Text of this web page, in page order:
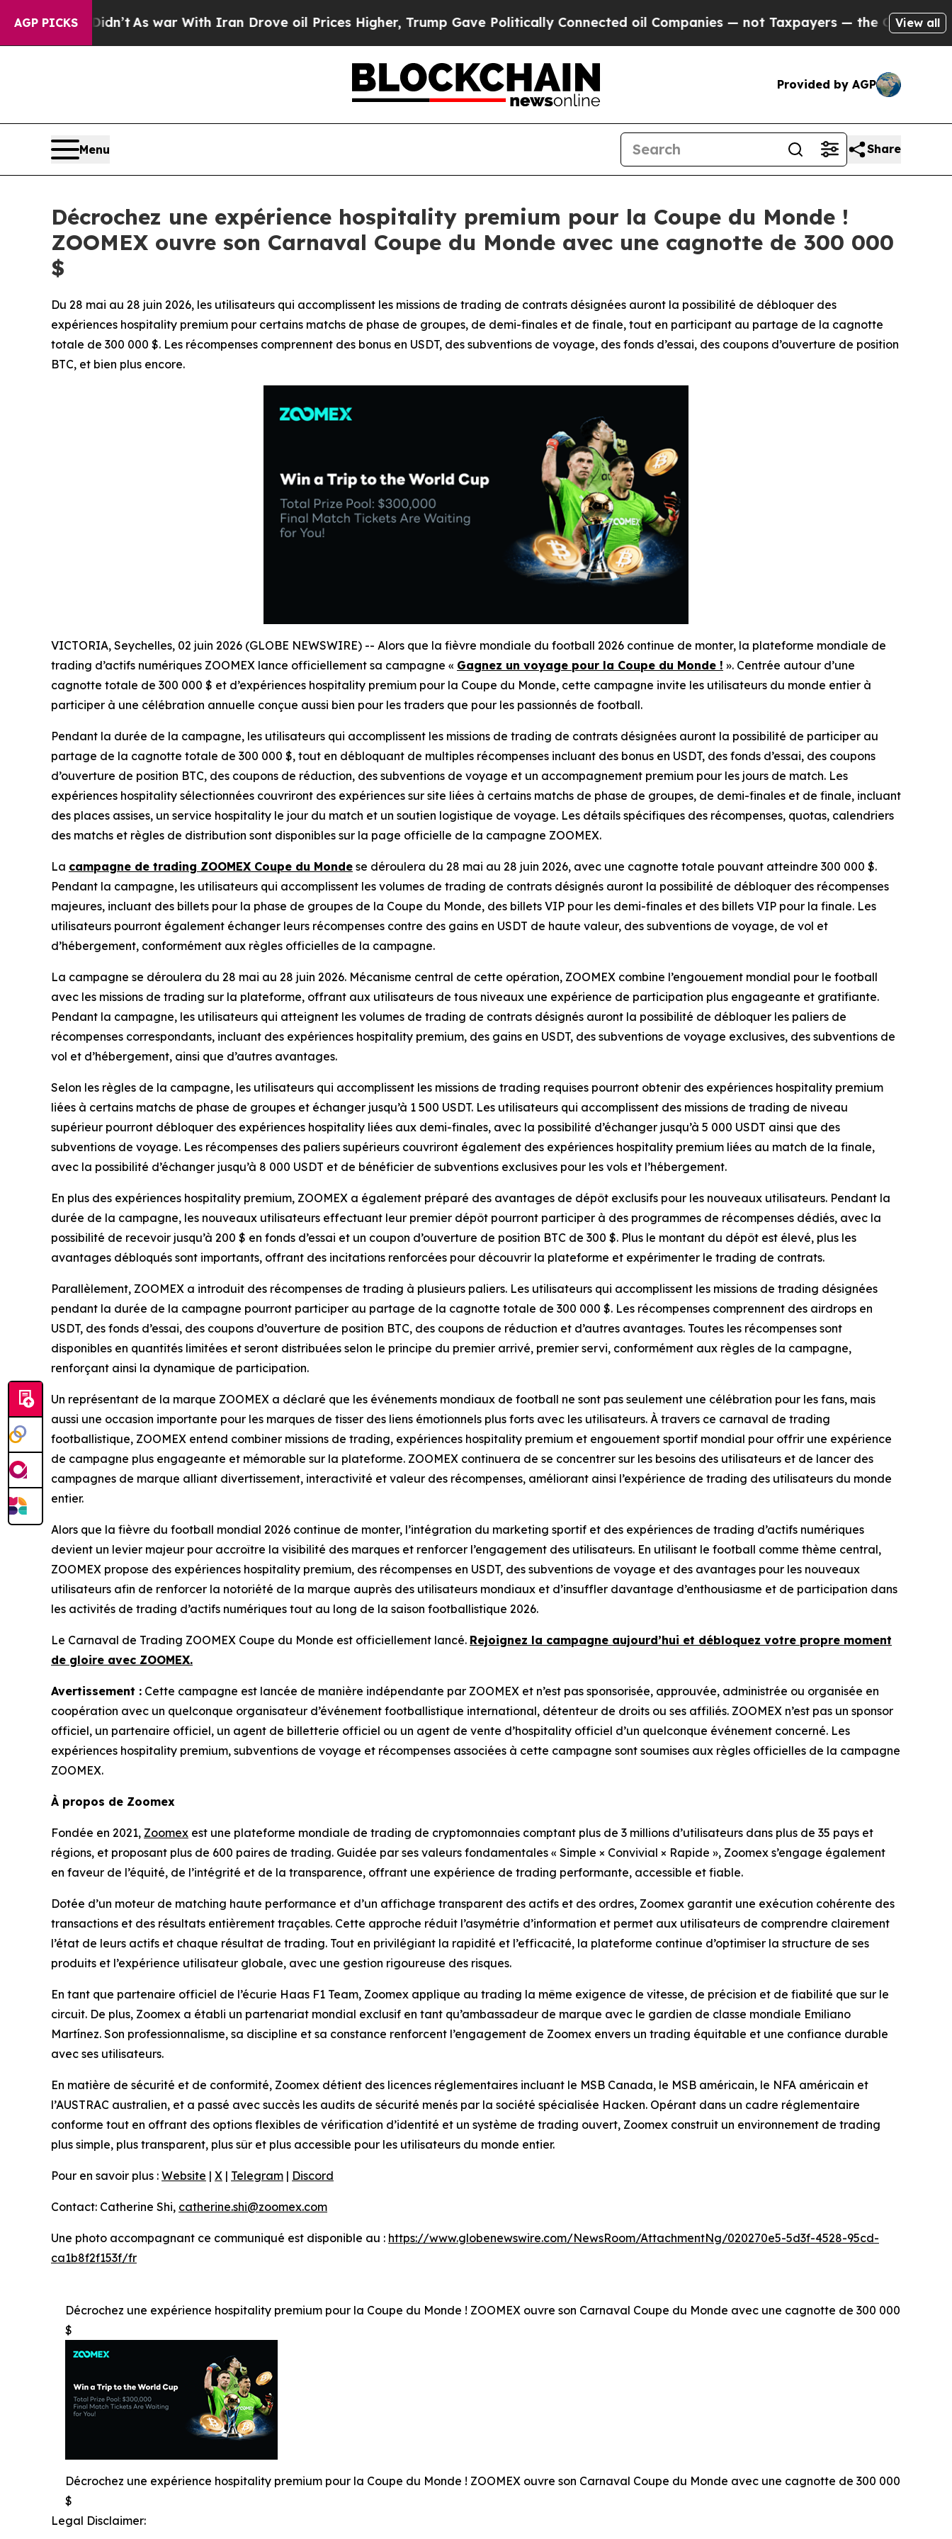
AGP PICKS
As war With Iran Drove oil Prices Higher, Trump Gave Politically Connected oil Companies — not Taxpayers — the Chance to Cash in on
View all
Provided by AGP
Menu Share
Décrochez une expérience hospitality premium pour la Coupe du Monde !
ZOOMEX ouvre son Carnaval Coupe du Monde avec une cagnotte de 300 000
$
Du 28 mai au 28 juin 2026, les utilisateurs qui accomplissent les missions de trading de contrats désignées auront la possibilité de débloquer des
expériences hospitality premium pour certains matchs de phase de groupes, de demi-finales et de finale, tout en participant au partage de la cagnotte
totale de 300 000 $. Les récompenses comprennent des bonus en USDT, des subventions de voyage, des fonds d’essai, des coupons d’ouverture de position
BTC, et bien plus encore.
VICTORIA, Seychelles, 02 juin 2026 (GLOBE NEWSWIRE) -- Alors que la fièvre mondiale du football 2026 continue de monter, la plateforme mondiale de
trading d’actifs numériques ZOOMEX lance officiellement sa campagne « Gagnez un voyage pour la Coupe du Monde ! ». Centrée autour d’une
cagnotte totale de 300 000 $ et d’expériences hospitality premium pour la Coupe du Monde, cette campagne invite les utilisateurs du monde entier à
participer à une célébration annuelle conçue aussi bien pour les traders que pour les passionnés de football.
Pendant la durée de la campagne, les utilisateurs qui accomplissent les missions de trading de contrats désignées auront la possibilité de participer au
partage de la cagnotte totale de 300 000 $, tout en débloquant de multiples récompenses incluant des bonus en USDT, des fonds d’essai, des coupons
d’ouverture de position BTC, des coupons de réduction, des subventions de voyage et un accompagnement premium pour les jours de match. Les
expériences hospitality sélectionnées couvriront des expériences sur site liées à certains matchs de phase de groupes, de demi-finales et de finale, incluant
des places assises, un service hospitality le jour du match et un soutien logistique de voyage. Les détails spécifiques des récompenses, quotas, calendriers
des matchs et règles de distribution sont disponibles sur la page officielle de la campagne ZOOMEX.
La campagne de trading ZOOMEX Coupe du Monde se déroulera du 28 mai au 28 juin 2026, avec une cagnotte totale pouvant atteindre 300 000 $.
Pendant la campagne, les utilisateurs qui accomplissent les volumes de trading de contrats désignés auront la possibilité de débloquer des récompenses
majeures, incluant des billets pour la phase de groupes de la Coupe du Monde, des billets VIP pour les demi-finales et des billets VIP pour la finale. Les
utilisateurs pourront également échanger leurs récompenses contre des gains en USDT de haute valeur, des subventions de voyage, de vol et
d’hébergement, conformément aux règles officielles de la campagne.
La campagne se déroulera du 28 mai au 28 juin 2026. Mécanisme central de cette opération, ZOOMEX combine l’engouement mondial pour le football
avec les missions de trading sur la plateforme, offrant aux utilisateurs de tous niveaux une expérience de participation plus engageante et gratifiante.
Pendant la campagne, les utilisateurs qui atteignent les volumes de trading de contrats désignés auront la possibilité de débloquer les paliers de
récompenses correspondants, incluant des expériences hospitality premium, des gains en USDT, des subventions de voyage exclusives, des subventions de
vol et d’hébergement, ainsi que d’autres avantages.
Selon les règles de la campagne, les utilisateurs qui accomplissent les missions de trading requises pourront obtenir des expériences hospitality premium
liées à certains matchs de phase de groupes et échanger jusqu’à 1 500 USDT. Les utilisateurs qui accomplissent des missions de trading de niveau
supérieur pourront débloquer des expériences hospitality liées aux demi-finales, avec la possibilité d’échanger jusqu’à 5 000 USDT ainsi que des
subventions de voyage. Les récompenses des paliers supérieurs couvriront également des expériences hospitality premium liées au match de la finale,
avec la possibilité d’échanger jusqu’à 8 000 USDT et de bénéficier de subventions exclusives pour les vols et l’hébergement.
En plus des expériences hospitality premium, ZOOMEX a également préparé des avantages de dépôt exclusifs pour les nouveaux utilisateurs. Pendant la
durée de la campagne, les nouveaux utilisateurs effectuant leur premier dépôt pourront participer à des programmes de récompenses dédiés, avec la
possibilité de recevoir jusqu’à 200 $ en fonds d’essai et un coupon d’ouverture de position BTC de 300 $. Plus le montant du dépôt est élevé, plus les
avantages débloqués sont importants, offrant des incitations renforcées pour découvrir la plateforme et expérimenter le trading de contrats.
Parallèlement, ZOOMEX a introduit des récompenses de trading à plusieurs paliers. Les utilisateurs qui accomplissent les missions de trading désignées
pendant la durée de la campagne pourront participer au partage de la cagnotte totale de 300 000 $. Les récompenses comprennent des airdrops en
USDT, des fonds d’essai, des coupons d’ouverture de position BTC, des coupons de réduction et d’autres avantages. Toutes les récompenses sont
disponibles en quantités limitées et seront distribuées selon le principe du premier arrivé, premier servi, conformément aux règles de la campagne,
renforçant ainsi la dynamique de participation.
Un représentant de la marque ZOOMEX a déclaré que les événements mondiaux de football ne sont pas seulement une célébration pour les fans, mais
aussi une occasion importante pour les marques de tisser des liens émotionnels plus forts avec les utilisateurs. À travers ce carnaval de trading
footballistique, ZOOMEX entend combiner missions de trading, expériences hospitality premium et engouement sportif mondial pour offrir une expérience
de campagne plus engageante et mémorable sur la plateforme. ZOOMEX continuera de se concentrer sur les besoins des utilisateurs et de lancer des
campagnes de marque alliant divertissement, interactivité et valeur des récompenses, améliorant ainsi l’expérience de trading des utilisateurs du monde
entier.
Alors que la fièvre du football mondial 2026 continue de monter, l’intégration du marketing sportif et des expériences de trading d’actifs numériques
devient un levier majeur pour accroître la visibilité des marques et renforcer l’engagement des utilisateurs. En utilisant le football comme thème central,
ZOOMEX propose des expériences hospitality premium, des récompenses en USDT, des subventions de voyage et des avantages pour les nouveaux
utilisateurs afin de renforcer la notoriété de la marque auprès des utilisateurs mondiaux et d’insuffler davantage d’enthousiasme et de participation dans
les activités de trading d’actifs numériques tout au long de la saison footballistique 2026.
Le Carnaval de Trading ZOOMEX Coupe du Monde est officiellement lancé. Rejoignez la campagne aujourd’hui et débloquez votre propre moment
de gloire avec ZOOMEX.
Avertissement : Cette campagne est lancée de manière indépendante par ZOOMEX et n’est pas sponsorisée, approuvée, administrée ou organisée en
coopération avec un quelconque organisateur d’événement footballistique international, détenteur de droits ou ses affiliés. ZOOMEX n’est pas un sponsor
officiel, un partenaire officiel, un agent de billetterie officiel ou un agent de vente d’hospitality officiel d’un quelconque événement concerné. Les
expériences hospitality premium, subventions de voyage et récompenses associées à cette campagne sont soumises aux règles officielles de la campagne
ZOOMEX.
À propos de Zoomex
Fondée en 2021, Zoomex est une plateforme mondiale de trading de cryptomonnaies comptant plus de 3 millions d’utilisateurs dans plus de 35 pays et
régions, et proposant plus de 600 paires de trading. Guidée par ses valeurs fondamentales « Simple × Convivial × Rapide », Zoomex s’engage également
en faveur de l’équité, de l’intégrité et de la transparence, offrant une expérience de trading performante, accessible et fiable.
Dotée d’un moteur de matching haute performance et d’un affichage transparent des actifs et des ordres, Zoomex garantit une exécution cohérente des
transactions et des résultats entièrement traçables. Cette approche réduit l’asymétrie d’information et permet aux utilisateurs de comprendre clairement
l’état de leurs actifs et chaque résultat de trading. Tout en privilégiant la rapidité et l’efficacité, la plateforme continue d’optimiser la structure de ses
produits et l’expérience utilisateur globale, avec une gestion rigoureuse des risques.
En tant que partenaire officiel de l’écurie Haas F1 Team, Zoomex applique au trading la même exigence de vitesse, de précision et de fiabilité que sur le
circuit. De plus, Zoomex a établi un partenariat mondial exclusif en tant qu’ambassadeur de marque avec le gardien de classe mondiale Emiliano
Martínez. Son professionnalisme, sa discipline et sa constance renforcent l’engagement de Zoomex envers un trading équitable et une confiance durable
avec ses utilisateurs.
En matière de sécurité et de conformité, Zoomex détient des licences réglementaires incluant le MSB Canada, le MSB américain, le NFA américain et
l’AUSTRAC australien, et a passé avec succès les audits de sécurité menés par la société spécialisée Hacken. Opérant dans un cadre réglementaire
conforme tout en offrant des options flexibles de vérification d’identité et un système de trading ouvert, Zoomex construit un environnement de trading
plus simple, plus transparent, plus sûr et plus accessible pour les utilisateurs du monde entier.
Pour en savoir plus : Website | X | Telegram | Discord
Contact: Catherine Shi, catherine.shi@zoomex.com
Une photo accompagnant ce communiqué est disponible au : https://www.globenewswire.com/NewsRoom/AttachmentNg/020270e5-5d3f-4528-95cd-
ca1b8f2f153f/fr
Décrochez une expérience hospitality premium pour la Coupe du Monde ! ZOOMEX ouvre son Carnaval Coupe du Monde avec une cagnotte de 300 000
$
Décrochez une expérience hospitality premium pour la Coupe du Monde ! ZOOMEX ouvre son Carnaval Coupe du Monde avec une cagnotte de 300 000
$
Legal Disclaimer: